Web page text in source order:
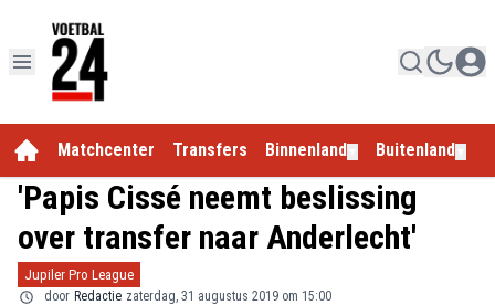
Matchcenter Transfers Binnenland Buitenland
'Papis Cissé neemt beslissing
over transfer naar Anderlecht'
Jupiler Pro League
door Redactie zaterdag, 31 augustus 2019 om 15:00